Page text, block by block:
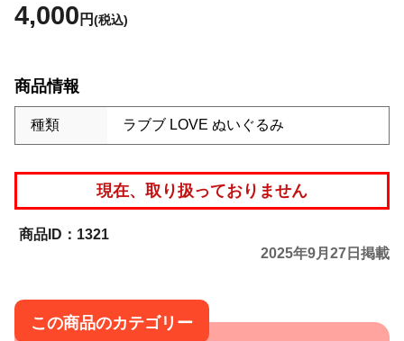
4,000 円(税込)
商品情報
種類 ラブブ LOVE ぬいぐるみ
現在、取り扱っておりません
1321
2025年9月27日掲載
この商品のカテゴリー